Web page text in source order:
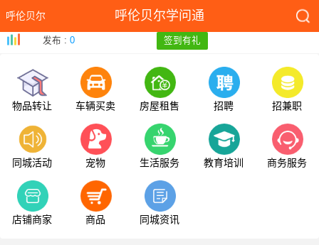
呼伦贝尔 呼伦贝尔学问通
发布 :0 签到有礼
物品转让 车辆买卖 房屋租售 招聘 招兼职
同城活动 宠物 生活服务 教育培训 商务服务
店铺商家 商品 同城资讯